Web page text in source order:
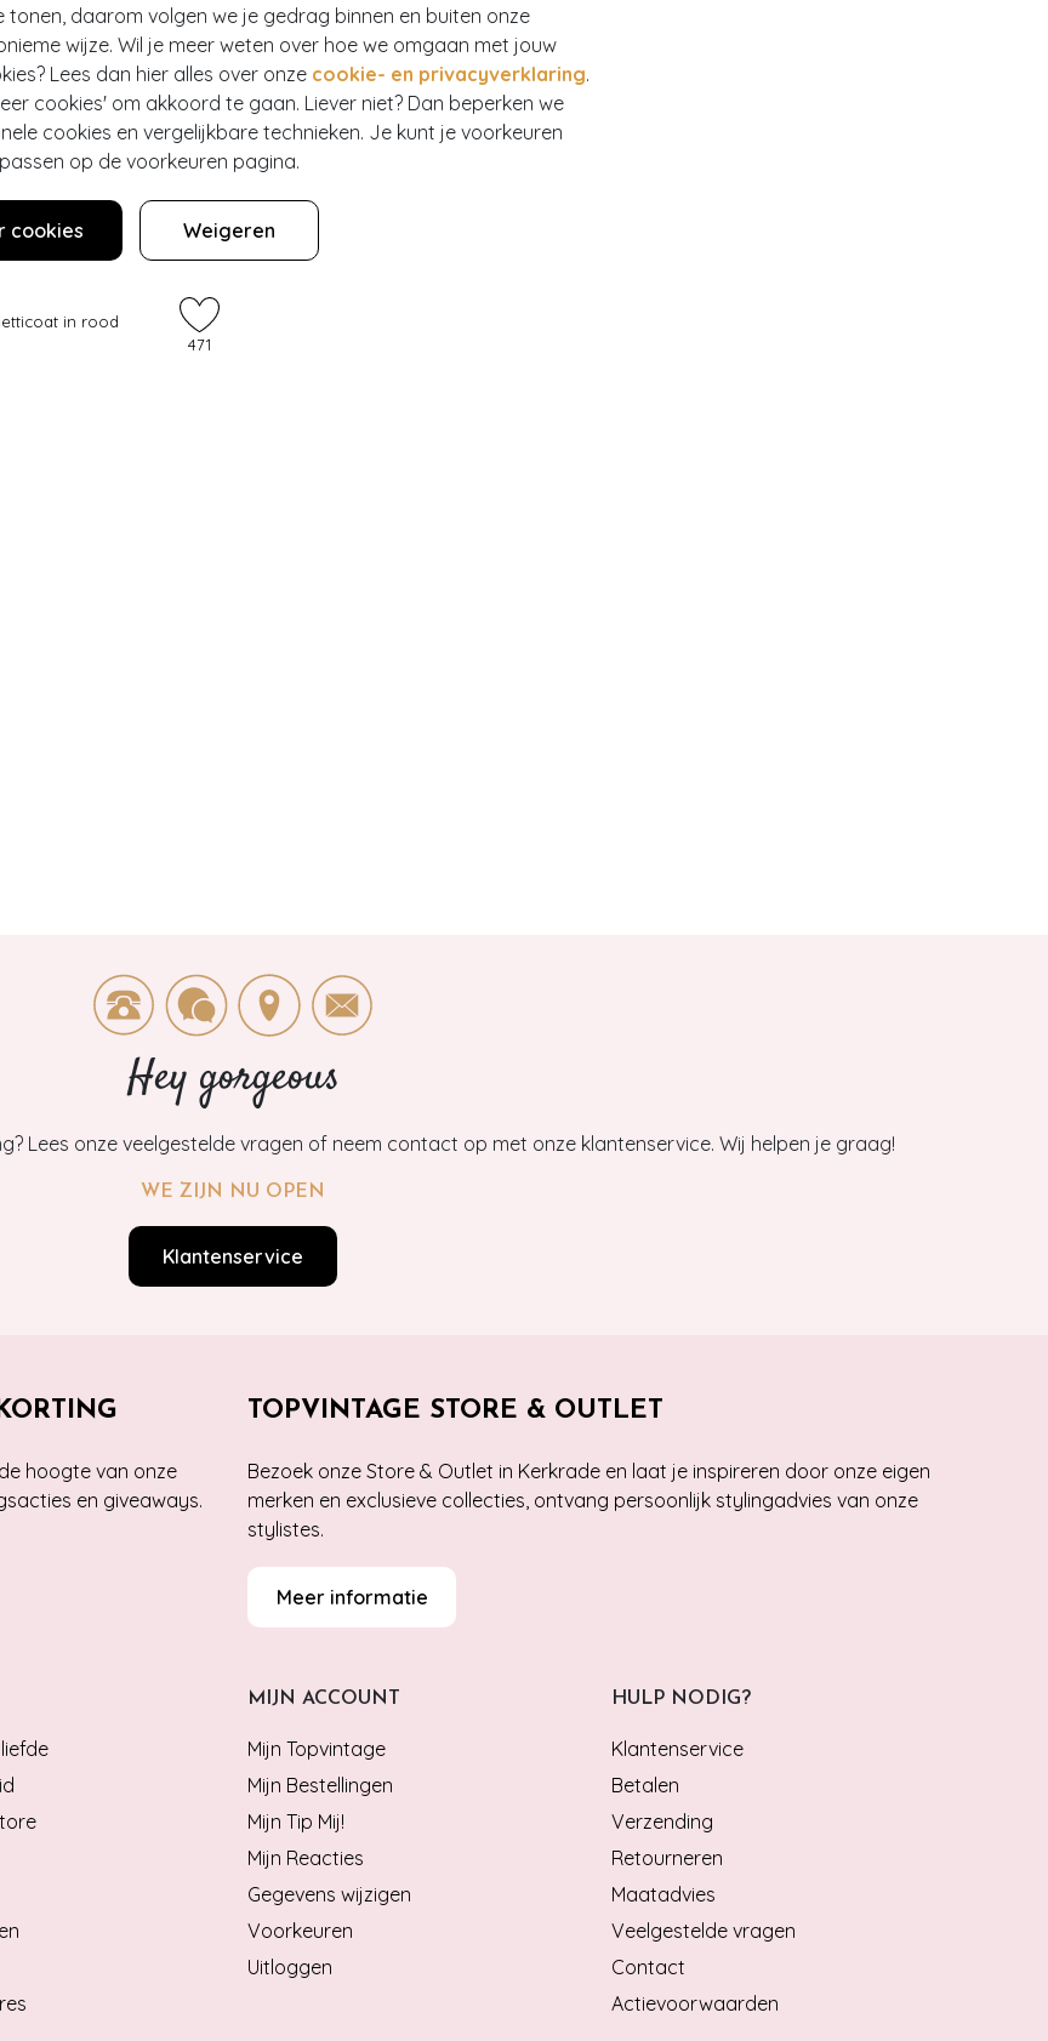
tonen, daarom volgen we je gedrag binnen en buiten onze
wijze. Wil je meer weten over hoe we omgaan met jouw
Lees dan hier alles over onze cookie- en privacyverklaring.
cookies' om akkoord te gaan. Liever niet? Dan beperken we
cookies en vergelijkbare technieken. Je kunt je voorkeuren
op de voorkeuren pagina.
cookies Weigeren
in rood
471
Hey gorgeous
Lees onze veelgestelde vragen of neem contact op met onze klantenservice. Wij helpen je graag!
WE ZIJN NU OPEN
Klantenservice
hoogte van onze
en giveaways.
TOPVINTAGE STORE & OUTLET
Bezoek onze Store & Outlet in Kerkrade en laat je inspireren door onze eigen
merken en exclusieve collecties, ontvang persoonlijk stylingadvies van onze
stylistes.
Meer informatie
MIJN ACCOUNT
Mijn Topvintage
Mijn Bestellingen
Mijn Tip Mij!
Mijn Reacties
Gegevens wijzigen
Voorkeuren
Uitloggen
HULP NODIG?
Klantenservice
Betalen
Verzending
Retourneren
Maatadvies
Veelgestelde vragen
Contact
Actievoorwaarden